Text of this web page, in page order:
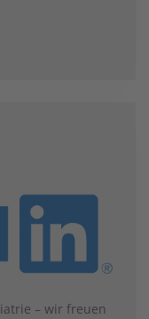
– wir freuen